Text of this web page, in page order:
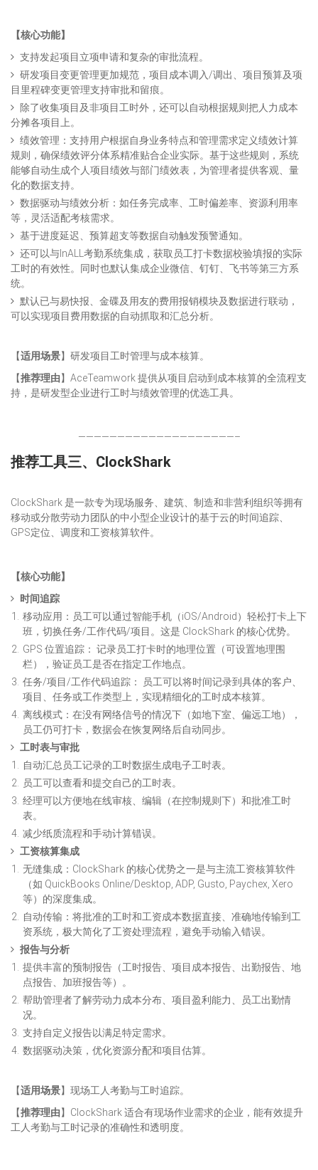
【核心功能】
支持发起项目立项申请和复杂的审批流程。
研发项目变更管理更加规范，项目成本调入/调出、项目预算及项
目里程碑变更管理支持审批和留痕。
除了收集项目及非项目工时外，还可以自动根据规则把人力成本
分摊各项目上。
绩效管理：支持用户根据自身业务特点和管理需求定义绩效计算
规则，确保绩效评分体系精准贴合企业实际。基于这些规则，系统
能够自动生成个人项目绩效与部门绩效表，为管理者提供客观、量
化的数据支持。
数据驱动与绩效分析：如任务完成率、工时偏差率、资源利用率
等，灵活适配考核需求。
基于进度延迟、预算超支等数据自动触发预警通知。
还可以与InALL考勤系统集成，获取员工打卡数据校验填报的实际
工时的有效性。同时也默认集成企业微信、钉钉、飞书等第三方系
统。
默认已与易快报、金碟及用友的费用报销模块及数据进行联动，
可以实现项目费用数据的自动抓取和汇总分析。
【适用场景】研发项目工时管理与成本核算。
【推荐理由】AceTeamwork 提供从项目启动到成本核算的全流程支
持，是研发型企业进行工时与绩效管理的优选工具。
————————————————————–
推荐工具三、 ClockShark
ClockShark 是一款专为现场服务、建筑、制造和非营利组织等拥有
移动或分散劳动力团队的中小型企业设计的基于云的时间追踪、
GPS定位、调度和工资核算软件。
【核心功能】
时间追踪
移动应用：员工可以通过智能手机（iOS/Android）轻松打卡上下
班，切换任务/工作代码/项目。这是 ClockShark 的核心优势。
GPS 位置追踪： 记录员工打卡时的地理位置（可设置地理围
栏），验证员工是否在指定工作地点。
任务/项目/工作代码追踪： 员工可以将时间记录到具体的客户、
项目、任务或工作类型上，实现精细化的工时成本核算。
离线模式：在没有网络信号的情况下（如地下室、偏远工地），
员工仍可打卡，数据会在恢复网络后自动同步。
工时表与审批
自动汇总员工记录的工时数据生成电子工时表。
员工可以查看和提交自己的工时表。
经理可以方便地在线审核、编辑（在控制规则下）和批准工时
表。
减少纸质流程和手动计算错误。
工资核算集成
无缝集成：ClockShark 的核心优势之一是与主流工资核算软件
（如 QuickBooks Online/Desktop, ADP, Gusto, Paychex, Xero
等）的深度集成。
自动传输：将批准的工时和工资成本数据直接、准确地传输到工
资系统，极大简化了工资处理流程，避免手动输入错误。
报告与分析
提供丰富的预制报告（工时报告、项目成本报告、出勤报告、地
点报告、加班报告等）。
帮助管理者了解劳动力成本分布、项目盈利能力、员工出勤情
况。
支持自定义报告以满足特定需求。
数据驱动决策，优化资源分配和项目估算。
【适用场景】现场工人考勤与工时追踪。
【推荐理由】ClockShark 适合有现场作业需求的企业，能有效提升
工人考勤与工时记录的准确性和透明度。